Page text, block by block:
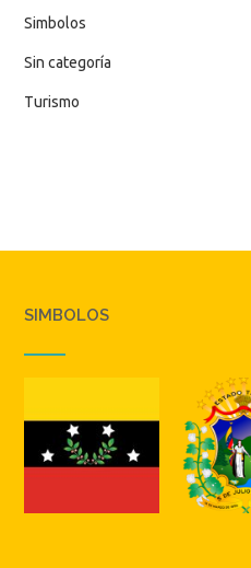
Simbolos
Sin categoría
Turismo
SIMBOLOS